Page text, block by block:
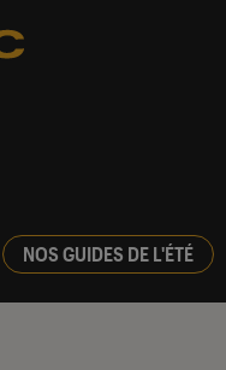
NOS GUIDES DE L'ÉTÉ